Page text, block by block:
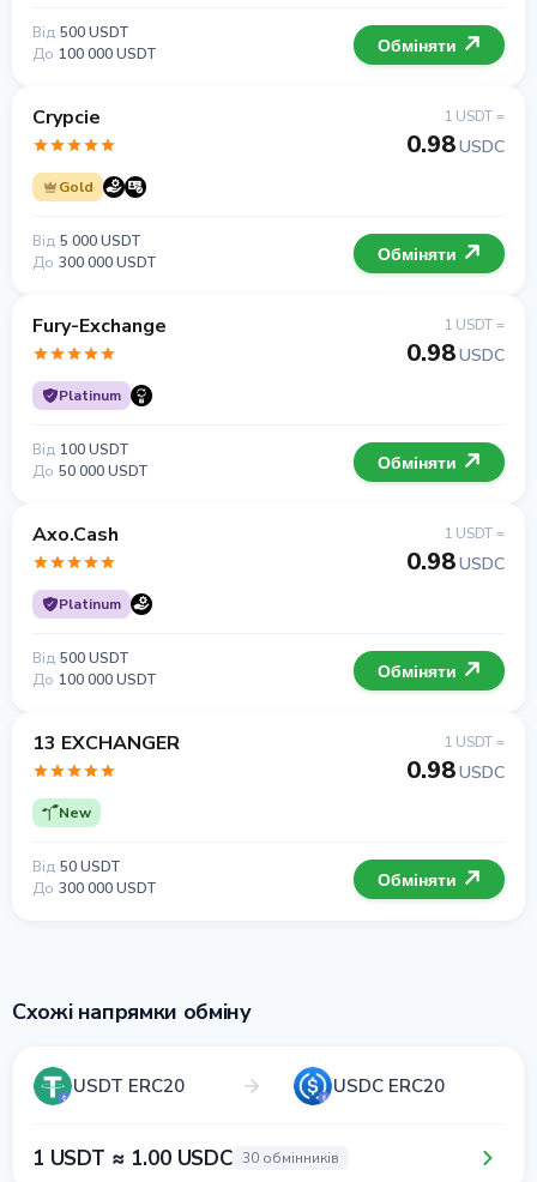
Від 500 USDT
До 100 000 USDT Обміняти
Crypcie
Gold
1 USDT =
0.98USDC
Від 5 000 USDT
До 300 000 USDT Обміняти
Fury-Exchange
Platinum
1 USDT =
0.98USDC
Від 100 USDT
До 50 000 USDT Обміняти
Axo.Cash
Platinum
1 USDT =
0.98USDC
Від 500 USDT
До 100 000 USDT Обміняти
13 EXCHANGER
New
1 USDT =
0.98USDC
Від 50 USDT
До 300 000 USDT Обміняти
Схожі напрямки обміну
USDT ERC20 USDC ERC20
1 USDT ≈ 1.00 USDC 30 обмінників